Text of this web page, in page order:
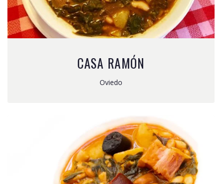
CASA RAMÓN
Oviedo